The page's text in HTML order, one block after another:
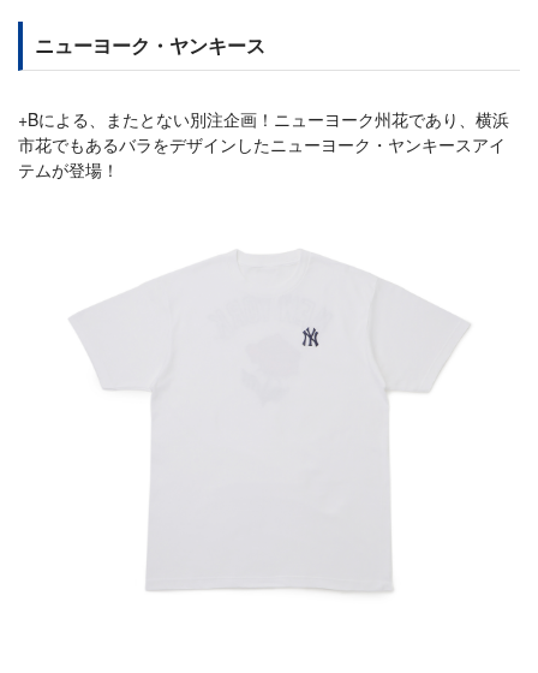
ニューヨーク・ヤンキース
+Bによる、またとない別注企画！ニューヨーク州花であり、横浜
市花でもあるバラをデザインしたニューヨーク・ヤンキースアイ
テムが登場！